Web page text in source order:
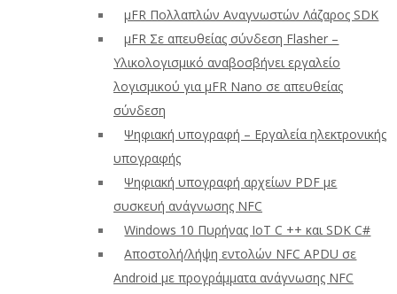
μFR Πολλαπλών Αναγνωστών Λάζαρος SDK
μFR Σε απευθείας σύνδεση Flasher –
Υλικολογισμικό αναβοσβήνει εργαλείο
λογισμικού για μFR Nano σε απευθείας
σύνδεση
Ψηφιακή υπογραφή – Εργαλεία ηλεκτρονικής
υπογραφής
Ψηφιακή υπογραφή αρχείων PDF με
συσκευή ανάγνωσης NFC
Windows 10 Πυρήνας IoT C ++ και SDK C#
Αποστολή/λήψη εντολών NFC APDU σε
Android με προγράμματα ανάγνωσης NFC